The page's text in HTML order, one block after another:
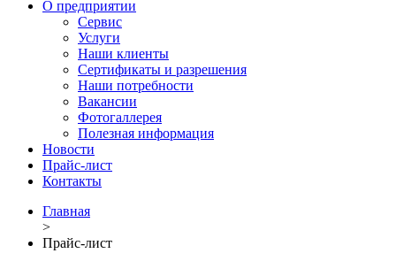
О предприятии
Сервис
Услуги
Наши клиенты
Сертификаты и разрешения
Наши потребности
Вакансии
Фотогаллерея
Полезная информация
Новости
Прайс-лист
Контакты
Главная
>
Прайс-лист